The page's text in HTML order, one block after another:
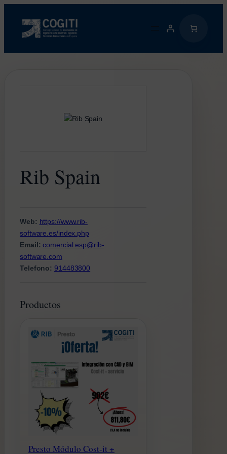
contenido
Rib Spain
Web: https://www.rib-
software.es/index.php
Email: comercial.esp@rib-
software.com
Telefono: 914483800
Productos
Presto Módulo Cost-it +